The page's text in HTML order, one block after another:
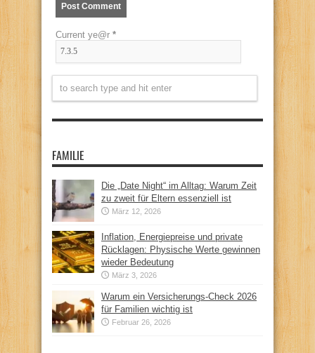
Current ye@r *
FAMILIE
Die „Date Night“ im Alltag: Warum Zeit
zu zweit für Eltern essenziell ist
März 12, 2026
Inflation, Energiepreise und private
Rücklagen: Physische Werte gewinnen
wieder Bedeutung
März 3, 2026
Warum ein Versicherungs-Check 2026
für Familien wichtig ist
Februar 26, 2026